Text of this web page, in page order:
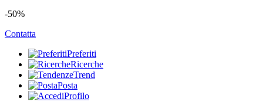
-50%
Contatta
Preferiti
Ricerche
Trend
Posta
Profilo